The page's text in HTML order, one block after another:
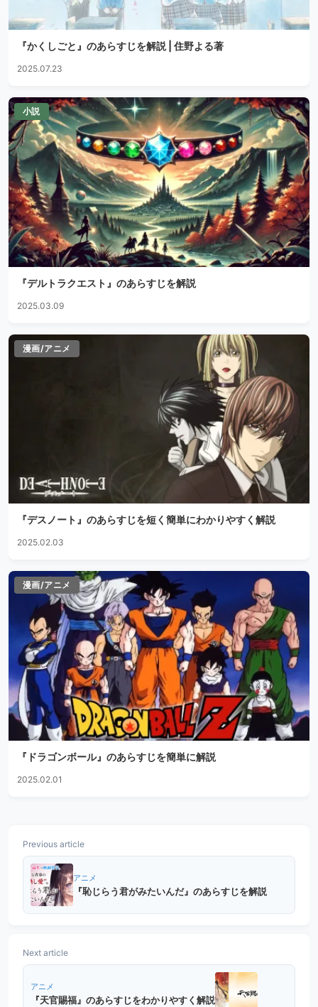
『かくしごと』のあらすじを解説 | 住野よる著
2025.07.23
小説
『デルトラクエスト』のあらすじを解説
2025.03.09
漫画/アニメ
『デスノート』のあらすじを短く簡単にわかりやすく解説
2025.02.03
漫画/アニメ
『ドラゴンボール』のあらすじを簡単に解説
2025.02.01
Previous article
アニメ
『恥じらう君がみたいんだ』のあらすじを解説
Next article
アニメ
『天官賜福』のあらすじをわかりやすく解説